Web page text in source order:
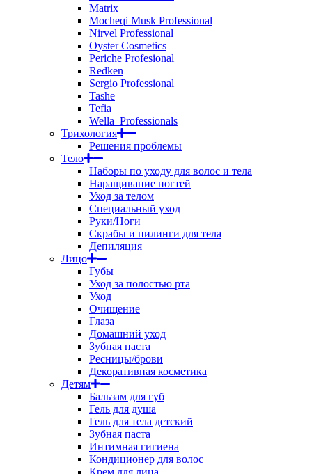
Matrix
Mocheqi Musk Professional
Nirvel Professional
Oyster Cosmetics
Periche Profesional
Redken
Sergio Professional
Tashe
Tefia
Wella_Professionals
Трихология
Решения проблемы
Тело
Наборы по уходу для волос и тела
Наращивание ногтей
Уход за телом
Специальный уход
Руки/Ноги
Скрабы и пилинги для тела
Депиляция
Лицо
Губы
Уход за полостью рта
Уход
Очищение
Глаза
Домашний уход
Зубная паста
Ресницы/брови
Декоративная косметика
Детям
Бальзам для губ
Гель для душа
Гель для тела детский
Зубная паста
Интимная гигиена
Кондиционер для волос
Крем для лица